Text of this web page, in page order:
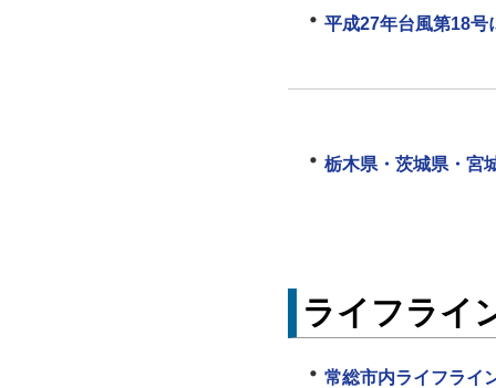
平成27年台風第18号
栃木県・茨城県・宮
ライフライ
常総市内ライフライ